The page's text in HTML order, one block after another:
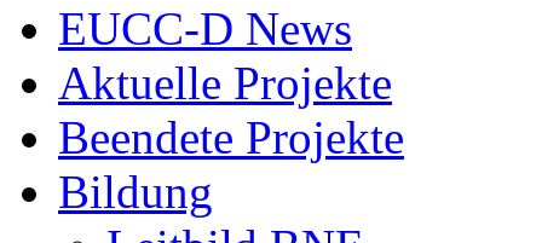
EUCC-D News
Aktuelle Projekte
Beendete Projekte
Bildung